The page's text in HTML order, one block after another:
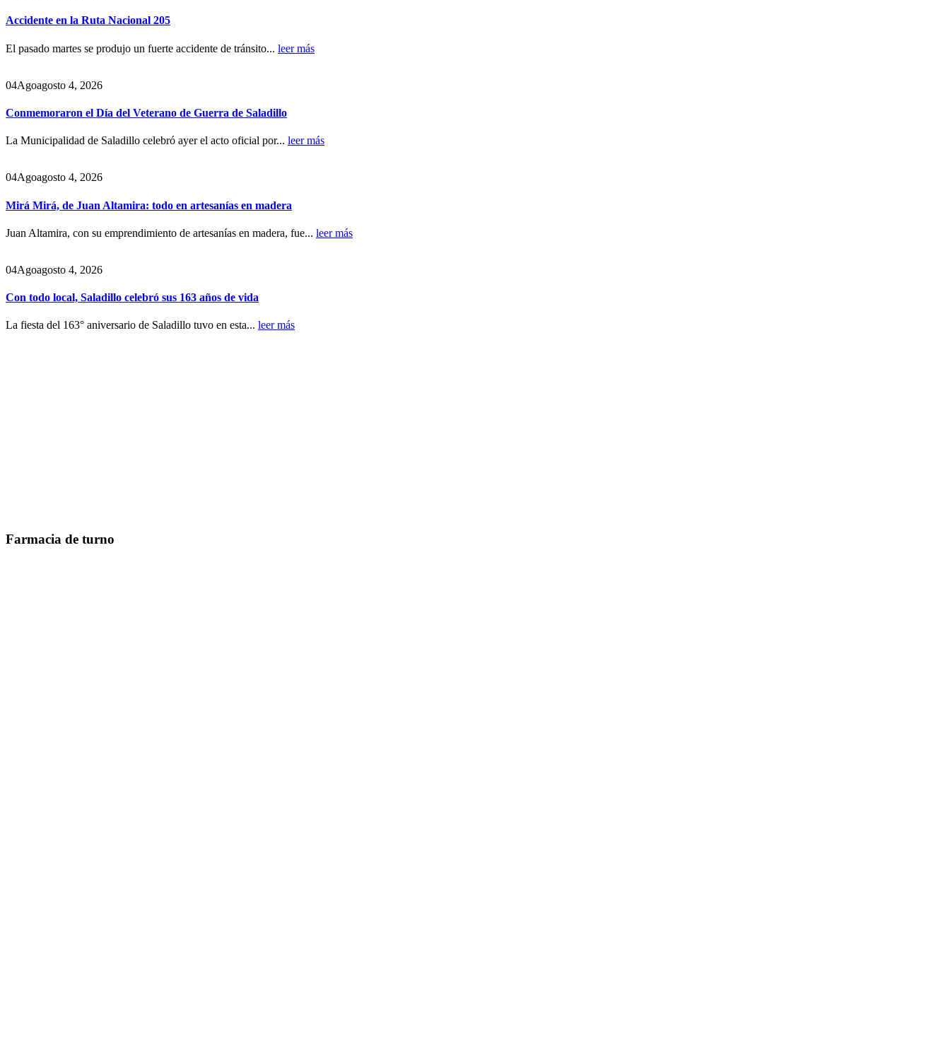
Accidente en la Ruta Nacional 205
El pasado martes se produjo un fuerte accidente de tránsito... leer más
04Agoagosto 4, 2026
Conmemoraron el Día del Veterano de Guerra de Saladillo
La Municipalidad de Saladillo celebró ayer el acto oficial por... leer más
04Agoagosto 4, 2026
Mirá Mirá, de Juan Altamira: todo en artesanías en madera
Juan Altamira, con su emprendimiento de artesanías en madera, fue... leer más
04Agoagosto 4, 2026
Con todo local, Saladillo celebró sus 163 años de vida
La fiesta del 163° aniversario de Saladillo tuvo en esta... leer más
Farmacia de turno